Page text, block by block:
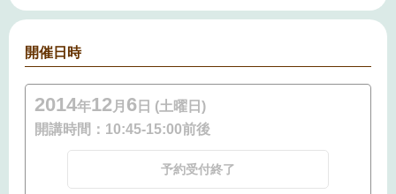
開催日時
2014年12月 6 日 (土曜日)
開講時間： 10:45-15:00前後
予約受付終了